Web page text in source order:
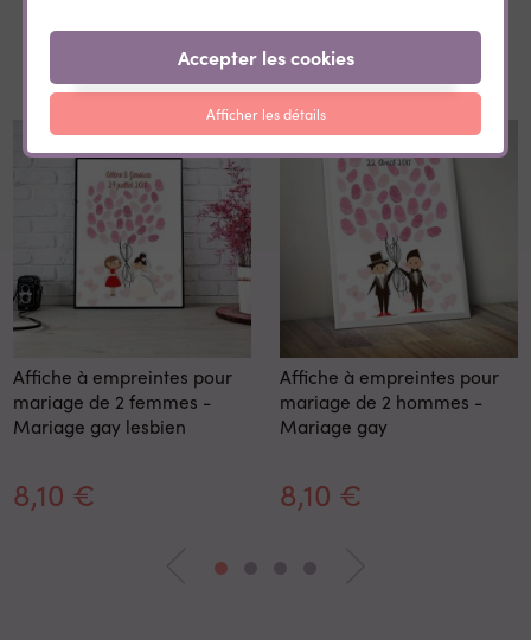
Dans la même catégorie
Affiche à empreintes pour
mariage de 2 femmes -
Mariage gay lesbien
8,10 €
Affiche à empreintes pour
mariage de 2 hommes -
Mariage gay
8,10 €
Accepter les cookies
Afficher les détails